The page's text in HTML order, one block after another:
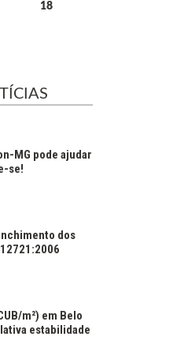
18
MG pode ajudar
se!
dos
m²) em Belo
estabilidade